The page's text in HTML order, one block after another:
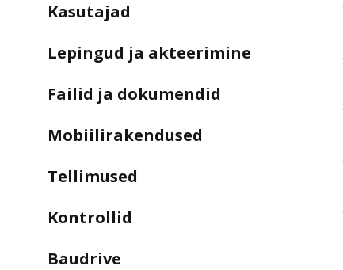
Kasutajad
Lepingud ja akteerimine
Failid ja dokumendid
Mobiilirakendused
Tellimused
Kontrollid
Baudrive